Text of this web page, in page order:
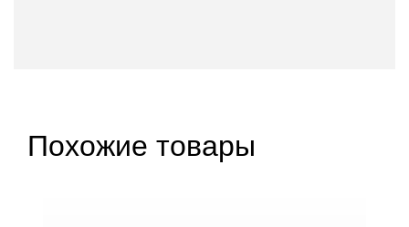
Похожие товары